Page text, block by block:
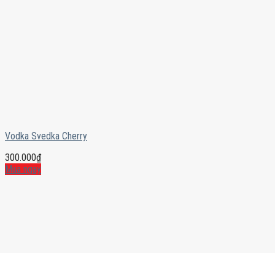
Vodka Svedka Cherry
300.000₫
Mua ngay